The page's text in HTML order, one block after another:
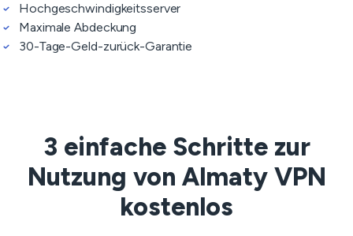
Hochgeschwindigkeitsserver
Maximale Abdeckung
30-Tage-Geld-zurück-Garantie
3 einfache Schritte zur
Nutzung von Almaty VPN
kostenlos